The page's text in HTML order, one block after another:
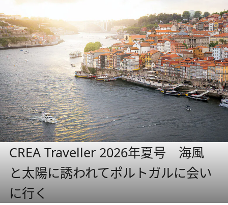
CREA Traveller 2026年夏号 海風
と太陽に誘われてポルトガルに会い
に行く